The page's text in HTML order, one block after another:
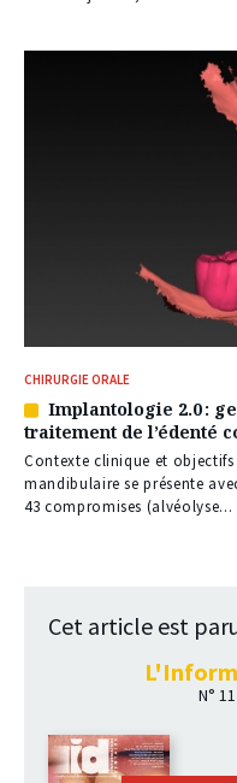
CHIRURGIE ORALE
Article
réservé
à
nos
abonnés
Implantologie 2.0 :
traitement de l’édenté
Contexte clinique et
mandibulaire se présente
43 compromises (alvéolyse...
Cet article est
N°